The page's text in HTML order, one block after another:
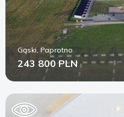
Gąski, Paprotno
243 800 PLN